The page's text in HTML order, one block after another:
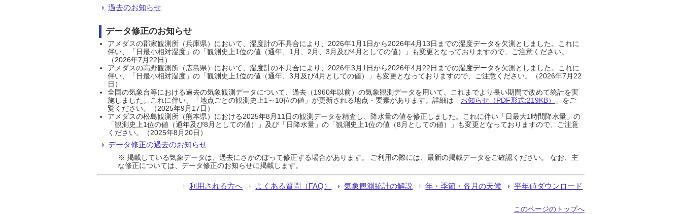
過去のお知らせ
データ修正のお知らせ
アメダスの郡家観測所（兵庫県）において、湿度計の不具合により、2026年1月1日から2026年4月13日までの湿度データを欠測としました。これに
伴い、「日最小相対湿度」の「観測史上1位の値（通年、1月、2月、3月及び4月としての値）」も変更となっておりますので、ご注意ください。
（2026年7月22日）
アメダスの高野観測所（広島県）において、湿度計の不具合により、2026年3月1日から2026年4月22日までの湿度データを欠測としました。これに
伴い、「日最小相対湿度」の「観測史上1位の値（通年、3月及び4月としての値）」も変更となっておりますので、ご注意ください。（2026年7月22
日）
全国の気象台等における過去の気象観測データについて、過去（1960年以前）の気象観測データを用いて、これまでより長い期間で改めて統計を実
施しました。これに伴い、「地点ごとの観測史上1～10位の値」が更新される地点・要素があります。詳細は「お知らせ（PDF形式:219KB）
」をご
覧ください。（2025年9月17日）
アメダスの松島観測所（熊本県）における2025年8月11日の観測データを精査し、降水量の値を修正しました。これに伴い「日最大1時間降水量」の
「観測史上1位の値（通年及び8月としての値）」及び「日降水量」の「観測史上1位の値（8月としての値）」も変更となっておりますので、ご注意
ください。（2025年8月20日）
データ修正の過去のお知らせ
※ 掲載している気象データは、過去にさかのぼって修正する場合があります。 ご利用の際には、最新の掲載データをご確認ください。 なお、主
な修正については、データ修正のお知らせに掲載します。
利用される方へ よくある質問（FAQ） 気象観測統計の解説 年・季節・各月の天候 平年値ダウンロード
このページのトップへ